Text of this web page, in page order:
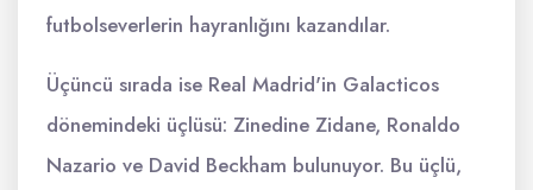
futbolseverlerin hayranlığını kazandılar.
Üçüncü sırada ise Real Madrid'in Galacticos
dönemindeki üçlüsü: Zinedine Zidane, Ronaldo
Nazario ve David Beckham bulunuyor. Bu üçlü,